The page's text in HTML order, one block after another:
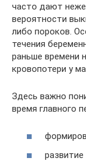
часто дают
вероятности
либо пороков.
течения
раньше времени
кровопотери у
Здесь важно
время главного